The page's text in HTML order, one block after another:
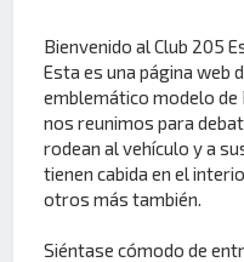
Bienvenido al Club 205
Esta es una página web
emblemático modelo de
nos reunimos para
rodean al vehículo y a
tienen cabida en el
otros más también.
Siéntase cómodo de